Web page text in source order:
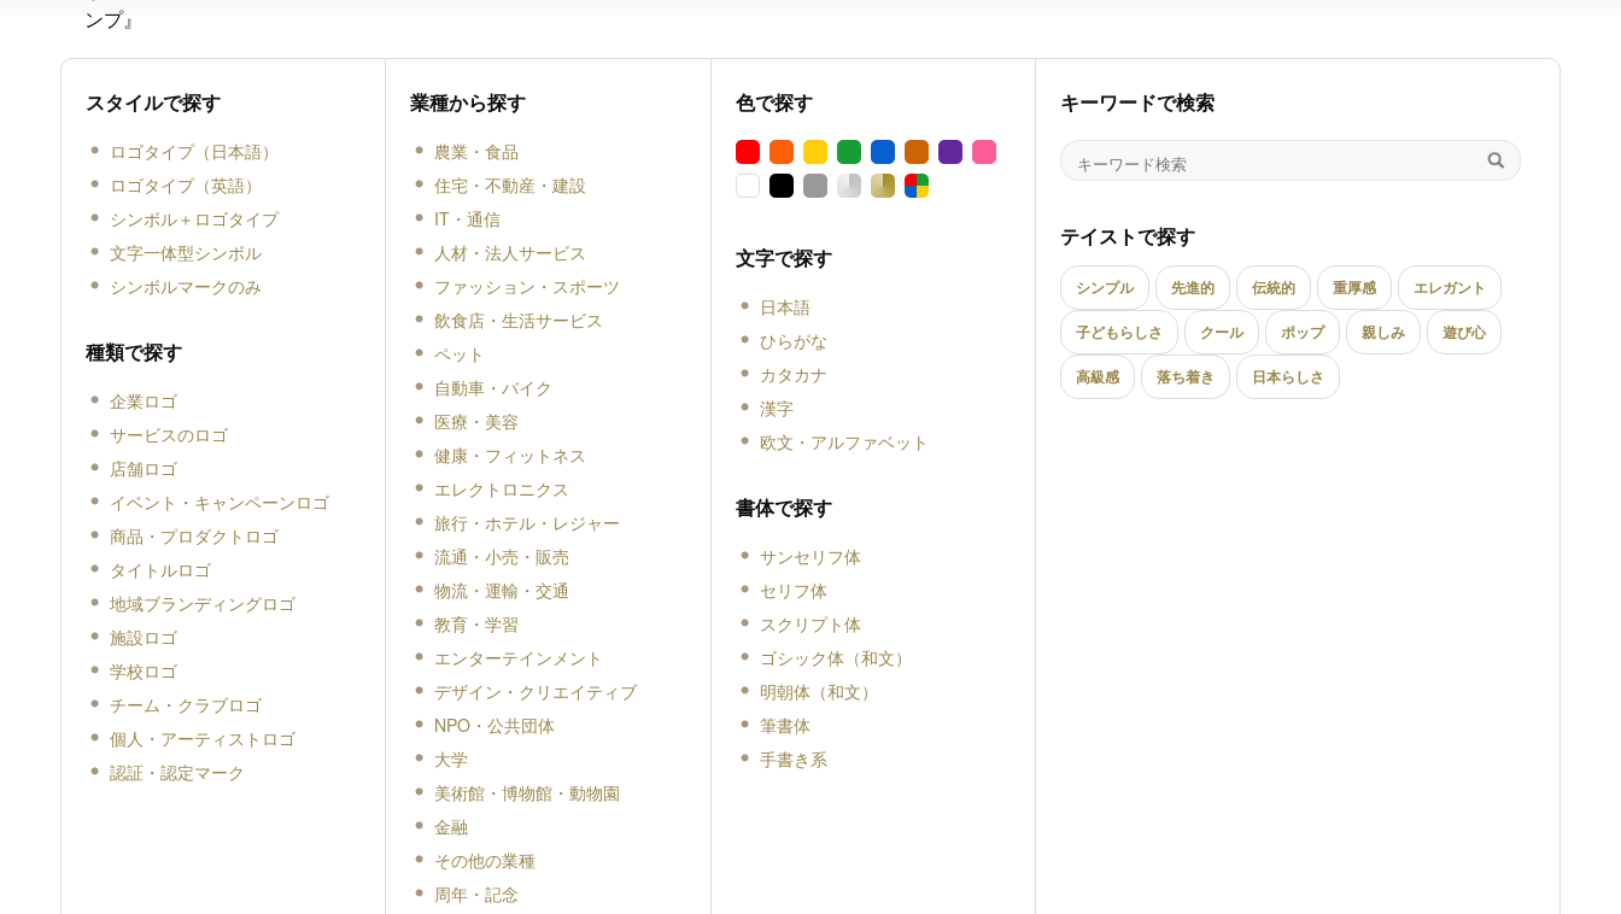
ンプ』
スタイルで探す
ロゴタイプ（日本語）
ロゴタイプ（英語）
シンボル＋ロゴタイプ
文字一体型シンボル
シンボルマークのみ
種類で探す
企業ロゴ
サービスのロゴ
店舗ロゴ
イベント・キャンペーンロゴ
商品・プロダクトロゴ
タイトルロゴ
地域ブランディングロゴ
施設ロゴ
学校ロゴ
チーム・クラブロゴ
個人・アーティストロゴ
認証・認定マーク
業種から探す
農業・食品
住宅・不動産・建設
IT・通信
人材・法人サービス
ファッション・スポーツ
飲食店・生活サービス
ペット
自動車・バイク
医療・美容
健康・フィットネス
エレクトロニクス
旅行・ホテル・レジャー
流通・小売・販売
物流・運輸・交通
教育・学習
エンターテインメント
デザイン・クリエイティブ
NPO・公共団体
大学
美術館・博物館・動物園
金融
その他の業種
周年・記念
色で探す
文字で探す
日本語
ひらがな
カタカナ
漢字
欧文・アルファベット
書体で探す
サンセリフ体
セリフ体
スクリプト体
ゴシック体（和文）
明朝体（和文）
筆書体
手書き系
キーワードで検索
テイストで探す
シンプル 先進的 伝統的 重厚感 エレガント
子どもらしさ クール ポップ 親しみ 遊び心
高級感 落ち着き 日本らしさ